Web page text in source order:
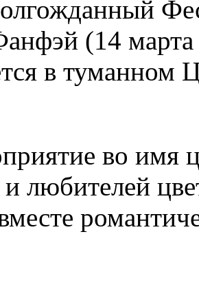
(14
в туманном
во имя
и любителей